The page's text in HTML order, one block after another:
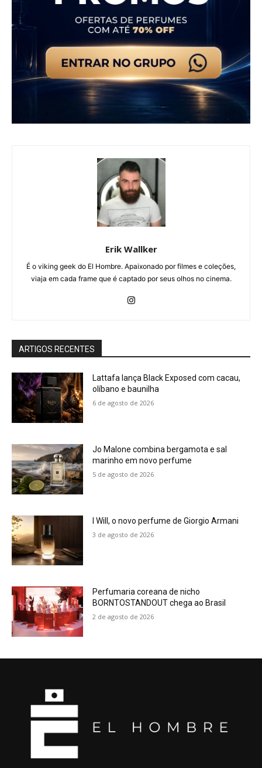
Erik Wallker
É o viking geek do El Hombre. Apaixonado por filmes e coleções,
viaja em cada frame que é captado por seus olhos no cinema.
ARTIGOS RECENTES
Lattafa lança Black Exposed com cacau,
olíbano e baunilha
6 de agosto de 2026
Jo Malone combina bergamota e sal
marinho em novo perfume
5 de agosto de 2026
I Will, o novo perfume de Giorgio Armani
3 de agosto de 2026
Perfumaria coreana de nicho
BORNTOSTANDOUT chega ao Brasil
2 de agosto de 2026